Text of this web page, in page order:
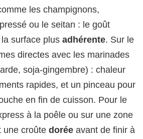
les champignons,
ou le seitan : le goût
surface plus adhérente. Sur le
directes avec les marinades
soja-gingembre) : chaleur
rapides, et un pinceau pour
en fin de cuisson. Pour le
à la poêle ou sur une zone
une croûte dorée avant de finir à